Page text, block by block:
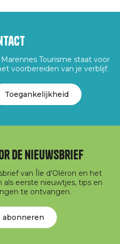
Tourisme staat voor
voorbereiden van je verblijf.
Toegankelijkheid
de nieuwsbrief
van Île d’Oléron en het
eerste nieuwtjes, tips en
te ontvangen.
abonneren